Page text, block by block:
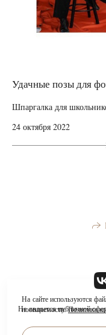
Удачные позы для
Шпаргалка для
24 октября 2022
Не является публичной
На сайте используются
посещаемости.Политика